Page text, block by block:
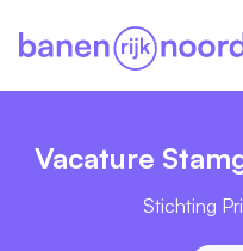
Vacature
Stichting